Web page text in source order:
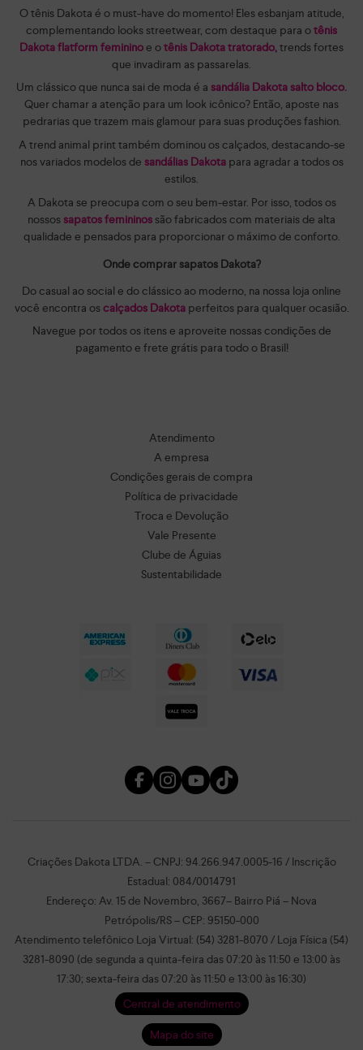
O tênis Dakota é o must-have do momento! Eles esbanjam atitude,
complementando looks streetwear, com destaque para otênis
Dakota flatform femininoe otênis Dakota tratorado,trends fortes
que invadiram as passarelas.
Um clássico que nunca sai de moda é a sandália Dakota salto bloco.
Quer chamar a atenção para um look icônico? Então, aposte nas
pedrarias que trazem mais glamour para suas produções fashion.
A trend animal print também dominou os calçados, destacando-se
nos variados modelos de sandálias Dakotapara agradar a todos os
estilos.
A Dakota se preocupa com o seu bem-estar. Por isso, todos os
nossos sapatos femininos são fabricados com materiais de alta
qualidade e pensados para proporcionar o máximo de conforto.
Onde comprar sapatos Dakota?
Do casual ao social e do clássico ao moderno, na nossa loja online
você encontra oscalçados Dakotaperfeitos para qualquer ocasião.
Navegue por todos os itens e aproveite nossas condições de
pagamento e frete grátis para todo o Brasil!
Atendimento
A empresa
Condições gerais de compra
Política de privacidade
Troca e Devolução
Vale Presente
Clube de Águias
Sustentabilidade
Criações Dakota LTDA. – CNPJ: 94.266.947.0005-16 / Inscrição
Estadual: 084/0014791
Endereço: Av. 15 de Novembro, 3667– Bairro Piá – Nova
Petrópolis/RS – CEP: 95150-000
Atendimento telefônico Loja Virtual: (54) 3281-8070 / Loja Física (54)
3281-8090 (de segunda a quinta-feira das 07:20 às 11:50 e 13:00 às
17:30; sexta-feira das 07:20 às 11:50 e 13:00 às 16:30)
Central de atendimento
Mapa do site